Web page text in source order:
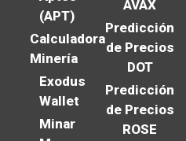
(APT)
Calculadora
Minería
Exodus
Wallet
Minar
AVAX
Predicción
de Precios
DOT
Predicción
de Precios
ROSE